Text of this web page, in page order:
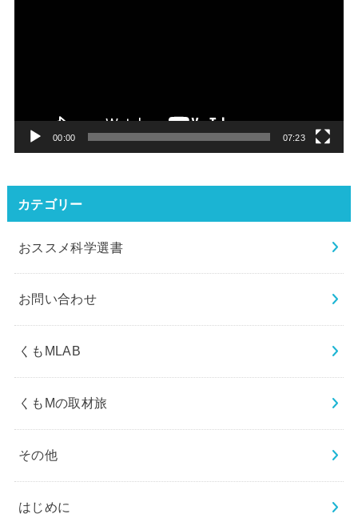
00:00 07:23
カテゴリー
おススメ科学選書
お問い合わせ
くもMLAB
くもMの取材旅
その他
はじめに